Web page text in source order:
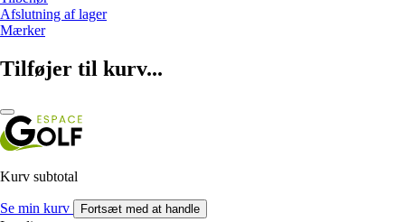
Afslutning af lager
Mærker
Tilføjer til kurv...
Kurv subtotal
Se min kurv Fortsæt med at handle